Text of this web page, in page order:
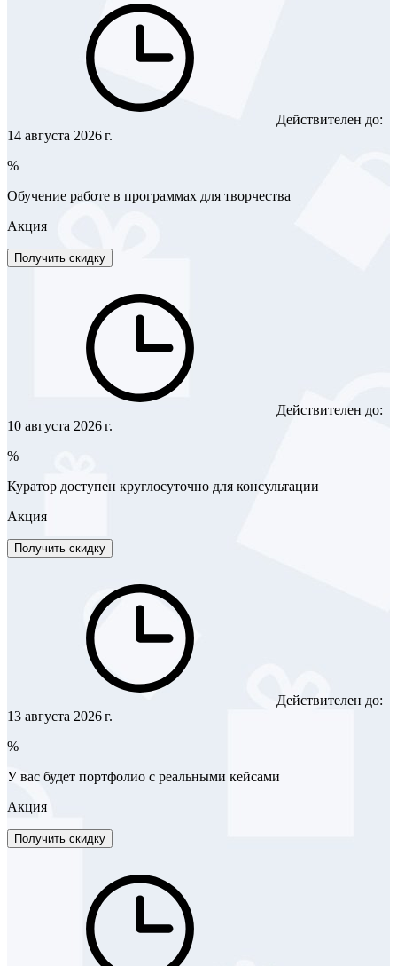
Действителен до:
14 августа 2026 г.
%
Обучение работе в программах для творчества
Акция
Получить скидку
Действителен до:
10 августа 2026 г.
%
Куратор доступен круглосуточно для консультации
Акция
Получить скидку
Действителен до:
13 августа 2026 г.
%
У вас будет портфолио с реальными кейсами
Акция
Получить скидку